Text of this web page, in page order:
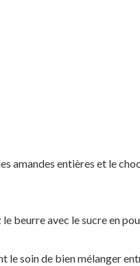
amandes entières et le
beurre avec le sucre en
le soin de bien mélanger